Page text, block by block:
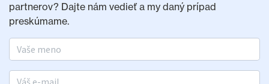
partnerov? Dajte nám vedieť a my daný prípad
preskúmame.
Meno a priezvisko
E-mail